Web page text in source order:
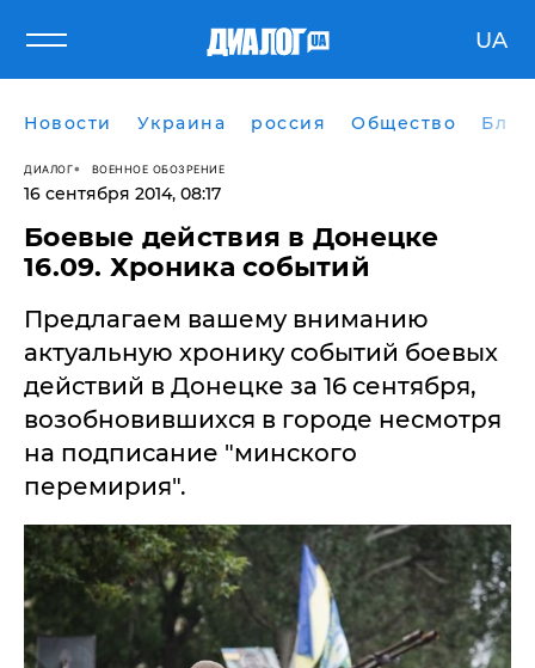
UA
Новости Украина россия Общество
ДИАЛОГ ВОЕННОЕ ОБОЗРЕНИЕ
16 сентября 2014, 08:17
Боевые действия в Донецке
16.09. Хроника событий
Предлагаем вашему вниманию
актуальную хронику событий боевых
действий в Донецке за 16 сентября,
возобновившихся в городе несмотря
на подписание "минского
перемирия".